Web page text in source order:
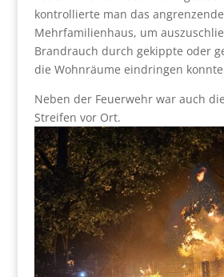
kontrollierte man das angrenzende
Mehrfamilienhaus, um
Brandrauch durch gekippte oder
die Wohnräume eindringen
Neben der Feuerwehr war auch
Streifen vor Ort.